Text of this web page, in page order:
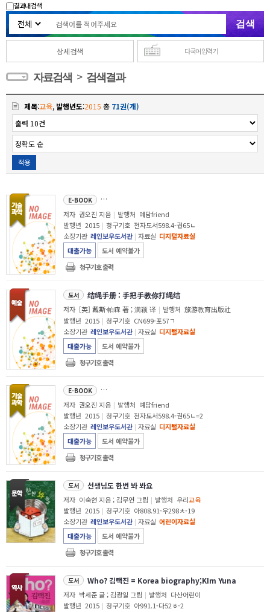
결과내 검색
상세검색 다국어 입력기
자료검색 > 검색결과
제목:교육, 발행년도:2015 총 71권(개)
적용
E-BOOK
저자 권오진 지음 | 발행처 예담friend
발행년 2015 | 청구기호 전자도서598.4-권65ㄴ
소장기관 레인보우도서관 | 자료실 디지털자료실
대출가능
도서 예약불가
청구기호 출력
도서 结绳手册 : 手把手教你打绳结
저자 [英] 戴斯·帕森 著 ; 满颖 译 | 발행처 旅游教育出版社
발행년 2015 | 청구기호 CN699-포57ㄱ
소장기관 레인보우도서관 | 자료실 디지털자료실
대출가능
도서 예약불가
청구기호 출력
E-BOOK
저자 권오진 지음 | 발행처 예담friend
발행년 2015 | 청구기호 전자도서598.4-권65ㄴ=2
소장기관 레인보우도서관 | 자료실 디지털자료실
대출가능
도서 예약불가
청구기호 출력
도서 선생님도 한번 봐 봐요
저자 이숙현 지음 ; 김무연 그림 | 발행처 우리교육
발행년 2015 | 청구기호 아808.91-우298ㅊ-19
소장기관 레인보우도서관 | 자료실 어린이자료실
대출가능
도서 예약불가
청구기호 출력
도서 Who? 김택진 = Korea biography;KIm Yuna
저자 박세준 글 ; 김광일 그림 | 발행처 다산어린이
발행년 2015 | 청구기호 아991.1-다52ㅎ-2